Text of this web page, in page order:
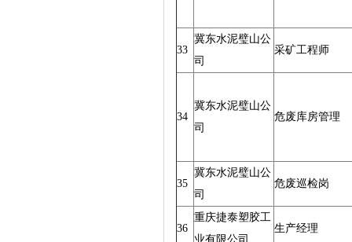
33
冀东水泥璧山公
司
采矿工程师
34
冀东水泥璧山公
司
危废库房管理
35
冀东水泥璧山公
司
危废巡检岗
36
重庆捷泰塑胶工
业有限公司
生产经理